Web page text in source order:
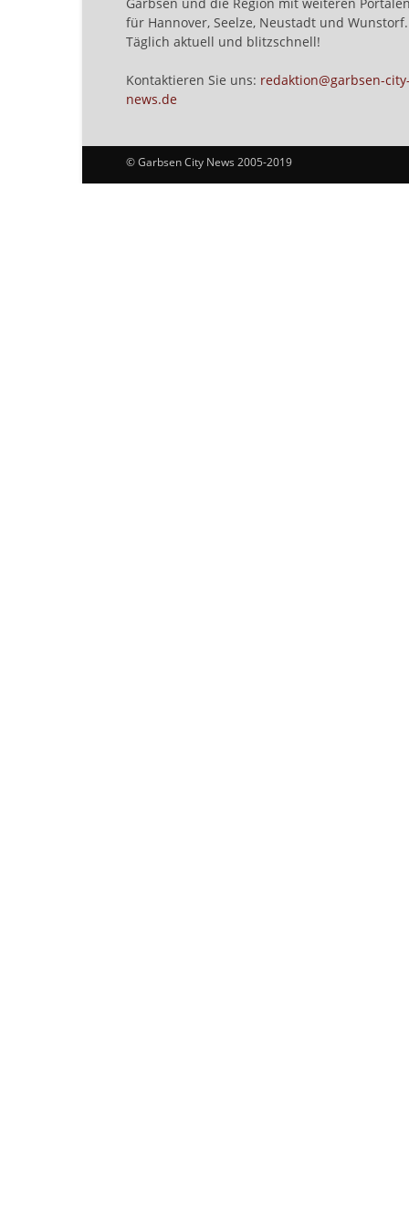
für Hannover, Seelze, Neustadt und Wunstorf.
Täglich aktuell und blitzschnell!
Kontaktieren Sie uns: redaktion@garbsen-
news.de
© Garbsen City News 2005-2019